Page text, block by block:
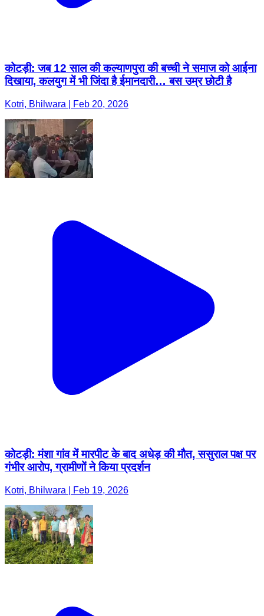
कोटड़ी: जब 12 साल की कल्याणपुरा की बच्ची ने समाज को आईना
दिखाया, कलयुग में भी जिंदा है ईमानदारी… बस उम्र छोटी है
Kotri, Bhilwara | Feb 20, 2026
कोटड़ी: मंशा गांव में मारपीट के बाद अधेड़ की मौत, ससुराल पक्ष पर
गंभीर आरोप, ग्रामीणों ने किया प्रदर्शन
Kotri, Bhilwara | Feb 19, 2026